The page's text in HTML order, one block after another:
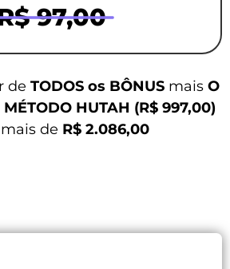
97,00
de TODOS os BÔNUS mais O
HUTAH (R$ 997,00)
de R$ 2.086,00